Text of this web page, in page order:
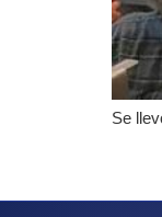
Se